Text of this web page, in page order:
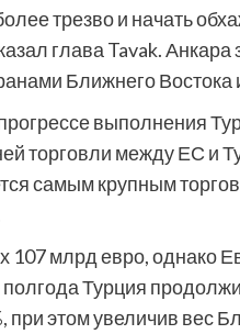
трезво и начать
глава Tavak.
Ближнего
выполнения
торговли между ЕС и
самым крупным
107 млрд евро, однако
полгода Турция
этом увеличив вес